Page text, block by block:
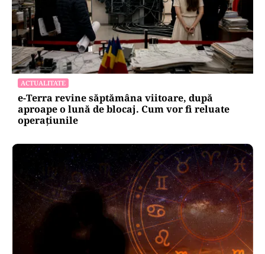
ACTUALITATE
e-Terra revine săptămâna viitoare, după
aproape o lună de blocaj. Cum vor fi reluate
operațiunile